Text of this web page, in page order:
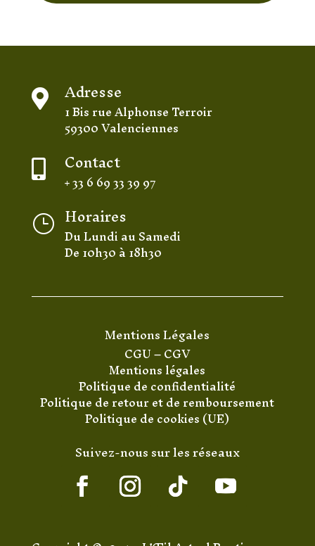
 Adresse
1 Bis rue Alphonse Terroir
59300 Valenciennes
 Contact
+ 33 6 69 33 39 97
} Horaires
Du Lundi au Samedi
De 10h30 à 18h30
Mentions Légales
CGU–CGV
Mentions légales
Politique de confidentialité
Politique de retour et de remboursement
Politique de cookies (UE)
Suivez-nous sur les réseaux